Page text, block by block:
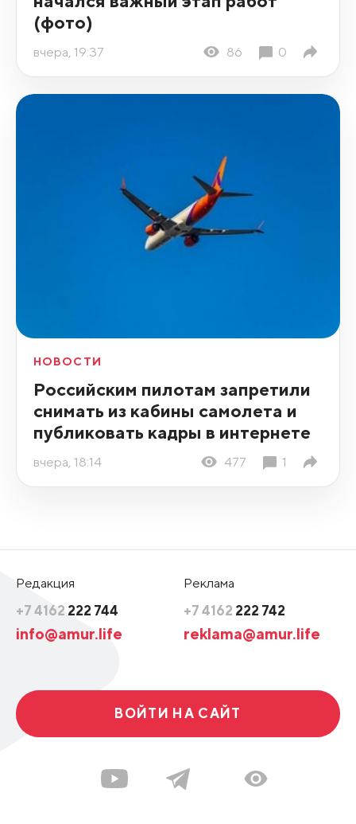
(фото)
вчера, 19:37 86 0
НОВОСТИ
Российским пилотам запретили
снимать из кабины самолета и
публиковать кадры в интернете
вчера, 18:14 477 1
Редакция
+7 4162 222 744
info@amur.life
Реклама
+7 4162 222 742
reklama@amur.life
ВОЙТИ НА САЙТ